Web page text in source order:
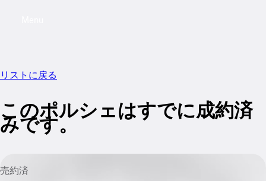
リストに戻る
このポルシェはすでに成約済
みです。
売約済